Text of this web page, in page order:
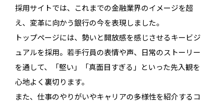
採用サイトでは、これまでの金融業界のイメージを超
え、変革に向かう銀行の今を表現しました。
トップページには、勢いと開放感を感じさせるキービジ
ュアルを採用。若手行員の表情や声、日常のストーリー
を通して、「堅い」「真面目すぎる」といった先入観を
心地よく裏切ります。
また、仕事のやりがいやキャリアの多様性を紹介するコ